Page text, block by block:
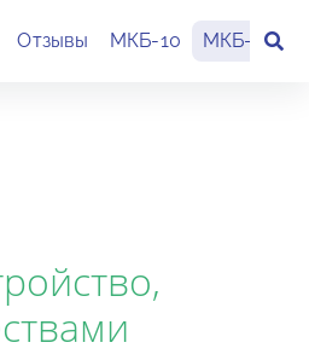
Отзывы МКБ-10 МКБ-11